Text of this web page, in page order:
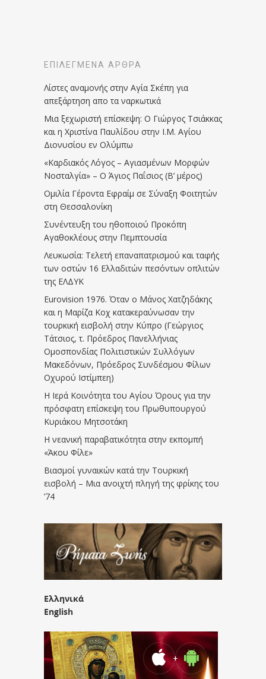
ΕΠΙΛΕΓΜΈΝΑ ΆΡΘΡΑ
Λίστες αναμονής στην Αγία Σκέπη για
απεξάρτηση απο τα ναρκωτικά
Μια ξεχωριστή επίσκεψη: Ο Γιώργος Τσιάκκας
και η Χριστίνα Παυλίδου στην Ι.Μ. Αγίου
Διονυσίου εν Ολύμπω
«Καρδιακός Λόγος – Αγιασμένων Μορφών
Νοσταλγία» – Ο Άγιος Παΐσιος (Β’ μέρος)
Ομιλία Γέροντα Εφραίμ σε Σύναξη Φοιτητών
στη Θεσσαλονίκη
Συνέντευξη του ηθοποιού Προκόπη
Αγαθοκλέους στην Πεμπτουσία
Λευκωσία: Τελετή επαναπατρισμού και ταφής
των οστών 16 Ελλαδιτών πεσόντων οπλιτών
της ΕΛΔΥΚ
Eurovision 1976. Όταν ο Μάνος Χατζηδάκης
και η Μαρίζα Κοχ κατακεραύνωσαν την
τουρκική εισβολή στην Κύπρο (Γεώργιος
Τάτσιος, τ. Πρόεδρος Πανελλήνιας
Ομοσπονδίας Πολιτιστικών Συλλόγων
Μακεδόνων, Πρόεδρος Συνδέσμου Φίλων
Οχυρού Ιστίμπεη)
Η Ιερά Κοινότητα του Αγίου Όρους για την
πρόσφατη επίσκεψη του Πρωθυπουργού
Κυριάκου Μητσοτάκη
Η νεανική παραβατικότητα στην εκπομπή
«Άκου Φίλε»
Βιασμοί γυναικών κατά την Τουρκική
εισβολή – Μια ανοιχτή πληγή της φρίκης του
’74
Ελληνικά
English